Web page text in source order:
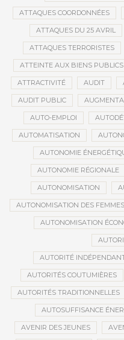
ATTAQUES COORDONNÉES
ATTAQUES DU 25 AVRIL
ATTAQUES TERRORISTES
ATTEINTE AUX BIENS PUBLICS
ATTRACTIVITÉ AUDIT
AUDIT PUBLIC
AUTO-EMPLOI
AUTOMATISATION
AUTONOMIE
AUTONOMIE RÉGIONALE
AUTONOMISATION
AUTONOMISATION DES FEMMES
AUTONOMISATION
AUTORITÉ
AUTORITÉS COUTUMIÈRES
AUTORITÉS TRADITIONNELLES
AUTOSUFFISANCE
AVENIR DES JEUNES